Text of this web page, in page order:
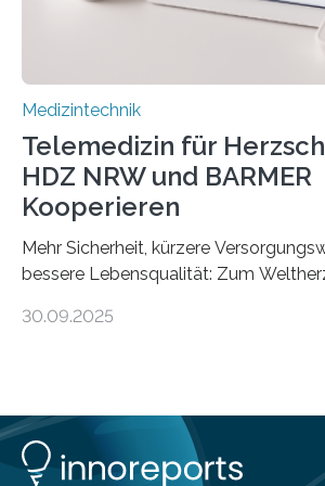
Medizintechnik
Telemedizin für
HDZ NRW und BARMER
Kooperieren
Mehr Sicherheit, kürzere
bessere Lebensqualität: Zum
Oeynhausen, und die BARMER die
Rund vier Millionen Menschen in
behandlungsbedürftiger
30.09.2025